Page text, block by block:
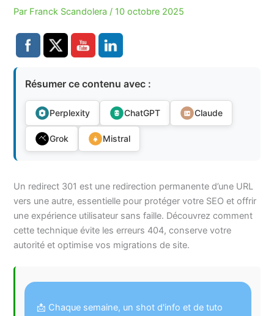
Par Franck Scandolera / 10 octobre 2025
Résumer ce contenu avec :
Perplexity ChatGPT Claude
Grok Mistral
Un redirect 301 est une redirection permanente d’une URL
vers une autre, essentielle pour protéger votre SEO et offrir
une expérience utilisateur sans faille. Découvrez comment
cette technique évite les erreurs 404, conserve votre
autorité et optimise vos migrations de site.
📩 Chaque semaine, un shot d'info et de tuto